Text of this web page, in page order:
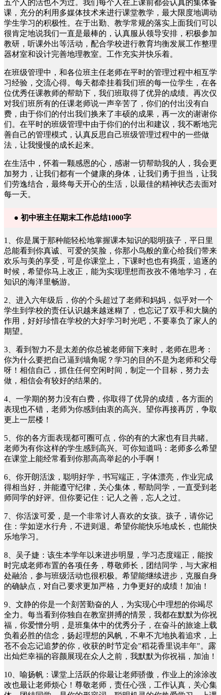
五个人的活也不为过。我们每个人在上课前都会认真的集体备
课，充分的利用多媒体技术来进行课堂教学，最大限度地调动
学生学习的积极性。在于出勤、教学常规的落实上面我们可以
很肯定地说我们一直是最棒的，认真服从领导安排，积极参加
教研，听课外出等活动，配合学校进行教育均衡发展工作整理
器材室和设计完善地理教室。工作充实并快乐着。
在班级管理中，和各位班主任老师在平时的管理过程中相互学
习经验，交流心得。每天都牵挂着我们班的每一位学生，在各
位优秀任课教师的帮助下，我们班取得了优异的成绩。再次仅
对我们班所有的任课老师说一声辛苦了，你们的付出没有白
费，由于你们的付出我们换来了丰硕的成果，再一次的谢谢你
们。在平时的班级管理中由于你们的付出和建议，我不断地完
善自己的管理模式，认真反思自己班级管理过程中的一些做
法，让我慢慢的成长起来。
在生活中，怀着一颗感恩的心，感谢一切帮助我的人，我会更
加努力，让我们都有一个健康的身体，让我们勇于担当，让我
们劳逸结合，最终每天开心的生活，以最佳的精神状态去面对
每一天。
● 初中班主任期末工作总结1000字
1、你是属于那种能轻松地掌握课本知识的聪明孩子，平日里
总能看到你真诚、可爱的笑脸，你那小鸟般的童心给我们带来
欢乐与美的享受，可是你课堂上，下课时也也有捣蛋，追逐的
时候，希望你马上改正，能为实现理想而孜孜不倦地学习，在
知识的海洋里畅游。
2、进入六年级后，你的个头超过了老师和妈妈，似乎对一个
学生到学校的责任认识越来越迷糊了，也忘记了双手和大脑的
作用，好好珍惜在学校的大好学习时光吧，不要辜负了家人的
期望。
3、看到智力不是太差的你总被老师留下来时，老师在思考：
你为什么要把自己逼到墙角呢？学习的目的不是为老师和父母
呀！相信自己，抓住任何空闲时间，制定一个目标，努力去
做，相信会有较好的结果的。
4、一学期的努力没有白费，你取得了优异的成绩，各方面的
表现也不错，老师为你感到由衷的高兴。望你再接再厉，争取
更上一层楼！
5、你的各方面表现都可圈可点，你的有的大家也有目共睹。
老师为有你这样的学生感到高兴。可你知道吗：老师多么希望
在课堂上能经常看到你那高高举起的小手啊！
6、你开朗活泼，聪明好学，书写端正，字体漂亮，作业完成
得相当好，并能遵守纪律，关心集体，帮助同学，一直受到老
师同学的好评。但你要记住：记人之善，忘人之过。
7、你活泼可爱，是一个非常讨人喜欢的女孩。孩子，请你记
住：学如逆水行舟，不进则退。希望你能快乐地成长，也能快
乐地学习。
8、吴子婕：该生本学年以来进步明显，学习态度端正，能按
时完成老师布置的各项任务，尊敬师长，团结同学，与大家相
处融洽，参与班级活动也很积极。希望能继续进步，克服自身
的确缺点，对自己要求更加严格，力争更好的成绩！加油！
9、文静的你是一个刻苦勤奋的人，为实现心中理想的你竭尽
全力。每当看到你独自在教室拼搏的情景，我都在默默为你祝
福，你爱憎分明，是班集体中的优秀分子，在奋斗的旅途上载
负着必胜的信念，扬起理想的风帆，不卑不亢地执着追求，上
苍不会忘记追梦的你，收获的时节定会"稻花香里说丰年"。露
出灿烂幸福的容颜展现在众人之前，我默默为你祝福，加油！
10、喻扬帆：课堂上活跃的你最让老师骄傲，作业上的涂涂改
改也最让老师烦心！尊敬老师，责任心强，工作认真，关心集